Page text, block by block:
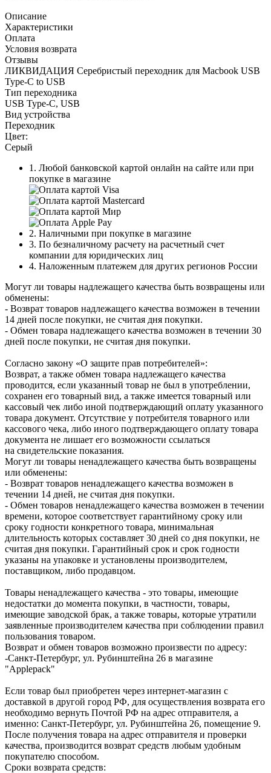
Описание
Характеристики
Оплата
Условия возврата
Отзывы
ЛИКВИДАЦИЯ Серебристый переходник для Macbook USB
Type-C to USB
Тип переходника
USB Type-C, USB
Вид устройства
Переходник
Цвет:
Серый
1. Любой банковской картой онлайн на сайте или при
покупке в магазине
2. Наличными при покупке в магазине
3. По безналичному расчету на расчетный счет
компании для юридических лиц
4. Наложенным платежем для других регионов России
Могут ли товары надлежащего качества быть возвращены или
обменены:
- Возврат товаров надлежащего качества возможен в течении
14 дней после покупки, не считая дня покупки.
- Обмен товара надлежащего качества возможен в течении 30
дней после покупки, не считая дня покупки.
Согласно закону «О защите прав потребителей»:
Возврат, а также обмен товара надлежащего качества
проводится, если указанный товар не был в употреблении,
сохранен его товарный вид, а также имеется товарный или
кассовый чек либо иной подтверждающий оплату указанного
товара документ. Отсутствие у потребителя товарного или
кассового чека, либо иного подтверждающего оплату товара
документа не лишает его возможности ссылаться
на свидетельские показания.
Могут ли товары ненадлежащего качества быть возвращены
или обменены:
- Возврат товаров ненадлежащего качества возможен в
течении 14 дней, не считая дня покупки.
- Обмен товаров ненадлежащего качества возможен в течении
времени, которое соответствует гарантийному сроку или
сроку годности конкретного товара, минимальная
длительность которых составляет 30 дней со дня покупки, не
считая дня покупки. Гарантийный срок и срок годности
указаны на упаковке и установлены производителем,
поставщиком, либо продавцом.
Товары ненадлежащего качества - это товары, имеющие
недостатки до момента покупки, в частности, товары,
имеющие заводской брак, а также товары, которые утратили
заявленные производителем качества при соблюдении правил
пользования товаром.
Возврат и обмен товаров возможно произвести по адресу:
-Санкт-Петербург, ул. Рубинштейна 26 в магазине
"Applepack"
Если товар был приобретен через интернет-магазин с
доставкой в другой город РФ, для осуществления возврата его
необходимо вернуть Почтой РФ на адрес отправителя, а
именно: Санкт-Петербург, ул. Рубинштейна 26, помещение 9.
После получения товара на адрес отправителя и проверки
качества, производится возврат средств любым удобным
покупателю способом.
Сроки возврата средств: